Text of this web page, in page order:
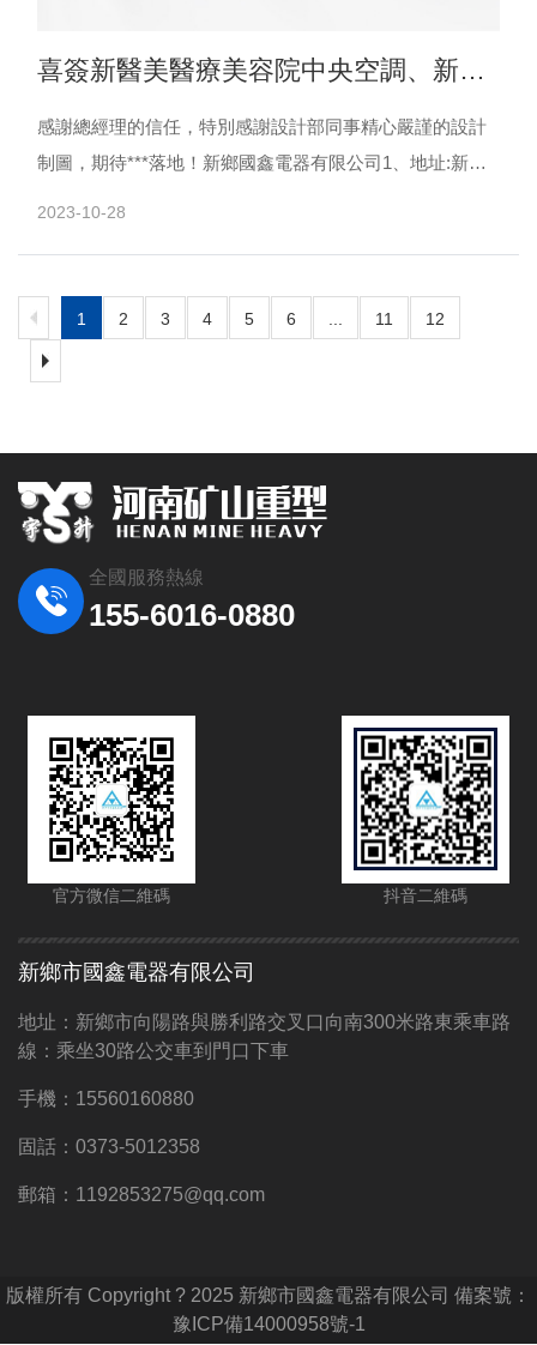
喜簽新醫美醫療美容院中央空調、新風
感謝總經理的信任，特別感謝設計部同事精心嚴謹的設計
制圖，期待***落地！新鄉國鑫電器有限公司1、地址:新鄉
2023-10-28
1 2 3 4 5 6 11 12
全國服務熱線
155-6016-0880
官方微信二維碼 抖音二維碼
新鄉市國鑫電器有限公司
地址：新鄉市向陽路與勝利路交叉口向南300米路東乘車路
線：乘坐30路公交車到門口下車
手機：15560160880
固話：0373-5012358
郵箱：1192853275@qq.com
版權所有 Copyright ? 2025 新鄉市國鑫電器有限公司 備案號：
豫ICP備14000958號-1